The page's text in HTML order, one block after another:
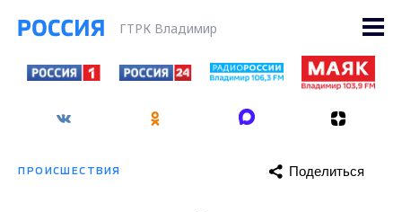
ГТРК Владимир
ПРОИСШЕСТВИЯ Поделиться